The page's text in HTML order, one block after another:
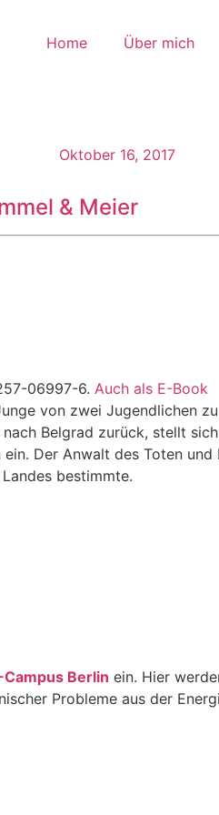
Home Über mich
Oktober 16, 2017
& Meier
06997-6. Auch als E-Book
von zwei Jugendlichen
Belgrad zurück, stellt
Der Anwalt des Toten
bestimmte.
Campus Berlin ein. Hier
Probleme aus der